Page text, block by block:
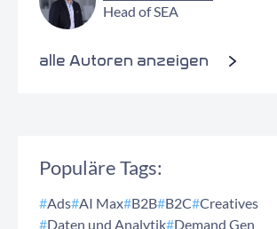
Head of SEA
alle Autoren anzeigen
Populäre Tags:
#Ads#AI Max#B2B#B2C#Creatives
#Daten und Analytik#Demand Gen